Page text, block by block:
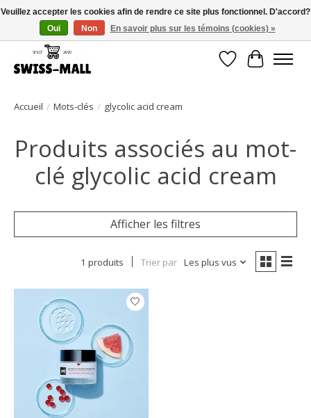
Livraison gratuite dès CHF 250 – livrée avec soin et fiabilité
Liste dePanier
Accueil / Mots-clés / glycolic acid cream
Produits associés au mot-
clé glycolic acid cream
Afficher les filtres
1 produits Trier par Les plus vus
Veuillez accepter les cookies afin de rendre ce site plus fonctionnel. D'accord?
Oui
Non En savoir plus sur les témoins (cookies) »